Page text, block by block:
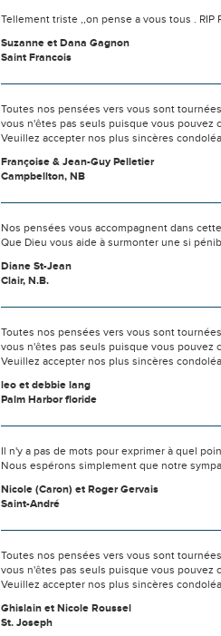
Tellement triste ,,on pense a vous tous .
Suzanne et Dana Gagnon
Saint Francois
Toutes nos pensées vers vous sont
vous n'êtes pas seuls puisque vous pouvez
Veuillez accepter nos plus sincères
Françoise & Jean-Guy Pelletier
Campbellton, NB
Nos pensées vous accompagnent dans
Que Dieu vous aide à surmonter une si
Diane St-Jean
Clair, N.B.
Toutes nos pensées vers vous sont
vous n'êtes pas seuls puisque vous pouvez
Veuillez accepter nos plus sincères
leo et debbie lang
Palm Harbor floride
Il n'y a pas de mots pour exprimer à quel
Nous espérons simplement que notre
Nicole (Caron) et Roger Gervais
Saint-André
Toutes nos pensées vers vous sont
vous n'êtes pas seuls puisque vous pouvez
Veuillez accepter nos plus sincères
Ghislain et Nicole Roussel
St. Joseph